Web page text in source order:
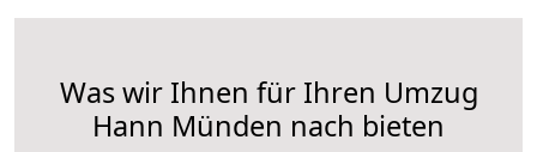
Was wir Ihnen für Ihren Umzug
Hann Münden nach bieten